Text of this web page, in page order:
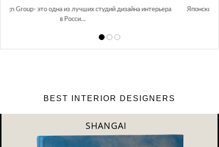
Японские модернистские дизайны интерьера чрезвычайно
популярны в наше вр…
BEST INTERIOR DESIGNERS
SHANGAI